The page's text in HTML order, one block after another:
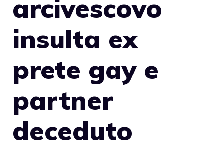
arcivescovo
insulta ex
prete gay e
partner
deceduto